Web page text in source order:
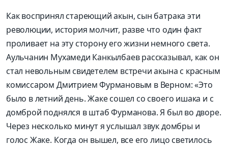
Как воспринял стареющий акын, сын батрака эти
революции, история молчит, разве что один факт
проливает на эту сторону его жизни немного света.
Аульчанин Мухамеди Канкылбаев рассказывал, как он
стал невольным свидетелем встречи акына с красным
комиссаром Дмитрием Фурмановым в Верном: «Это
было в летний день. Жаке сошел со своего ишака и с
домброй поднялся в штаб Фурманова. Я был во дворе.
Через несколько минут я услышал звук домбры и
голос Жаке. Когда он вышел, все его лицо светилось